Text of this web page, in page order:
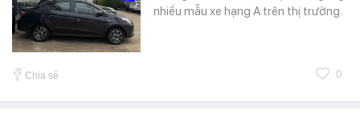
nhiều mẫu xe hạng A trên thị trường.
Chia sẻ 0